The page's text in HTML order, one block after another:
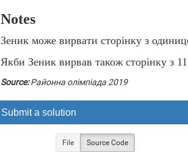
Notes
Зеник може вирвати сторінку з
Якби Зеник вирвав також сторінку з
Source:Районна олімпіада 2019
Submit a solution
File Source Code